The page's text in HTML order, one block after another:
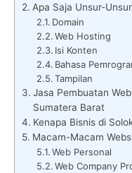
Apa Saja Unsur-
Domain
Web Hosting
Isi Konten
Bahasa
Tampilan
Jasa Pembuatan
Sumatera Barat
Kenapa Bisnis di
Macam-Macam
Web Personal
Web Company